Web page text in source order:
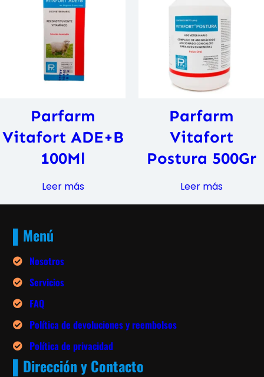
Parfarm
Vitafort ADE+B
100Ml
Leer más
Parfarm
Vitafort
Postura 500Gr
Leer más
▌Menú
Nosotros
Servicios
FAQ
Política de devoluciones y reembolsos
Política de privacidad
▌Dirección y Contacto